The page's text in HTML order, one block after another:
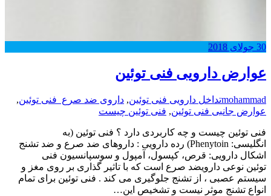
30 جولای 2018
عوارض دارویی فنی توئین
mohammadتداخل دارویی فنی توئین, داروی ضد صرع فنی توئین,
عوارض جانبی فنی توئین, فنی توئین چیست
فنی توئین چیست و چه کاربردی دارد ؟ فنی توئین (به
انگلیسی: Phenytoin) رده دارویی : داروهای ضد صرع و ضد تشنج
اشکال دارویی: قرص، کپسول، آمپول و سوسپانسیون فنی
توئین نوعی دارویضد صرع است که با تاثیر گذاری بر روی مغز و
سیستم عصبی ، از تشنج جلوگیری می کند . فنی توئین برای تمام
انواع تشنج موثر نیست و تشخیص این…